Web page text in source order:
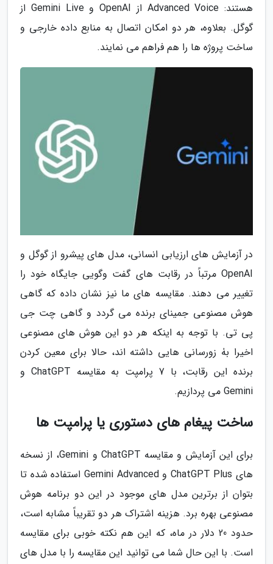
هستند: Advanced Voice از OpenAI و Gemini Live از
گوگل. بعلاوه، هر دو امکان اتصال به منابع داده خارجی و
ساخت پروژه ها را هم فراهم می نمایند.
در آزمایش های ارزیابی انسانی، مدل های پیشرو از گوگل و
OpenAI مرتباً در رقابت های گفت وگویی جایگاه خود را
تغییر می دهند. مقایسه های ما نیز نشان داده که گاهی
هوش مصنوعی جمینای برنده می گردد و گاهی چت جی
پی تی. با توجه به اینکه هر دو این هوش های مصنوعی
اخیرا بهٰ زورسانی هایی داشته اند، حالا برای معین کردن
برنده این رقابت، با 7 پرامپت به مقایسه ChatGPT و
Gemini می پردازیم.
ساخت پیغام های دستوری یا پرامپت ها
برای این آزمایش و مقایسه ChatGPT و Gemini، از نسخه
های ChatGPT Plus و Gemini Advanced استفاده شده تا
بتوان از برترین مدل های موجود در این دو برنامه هوش
مصنوعی بهره برد. هزینه اشتراک هر دو تقریباً مشابه است،
حدود 20 دلار در ماه، که این هم نکته خوبی برای مقایسه
است. با این حال شما می توانید این مقایسه را با مدل های